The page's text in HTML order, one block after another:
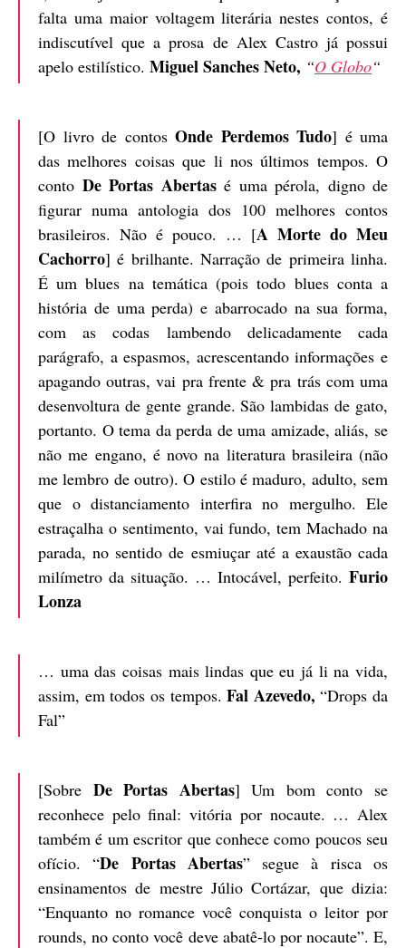
falta uma maior voltagem literária nestes contos, é
indiscutível que a prosa de Alex Castro já possui
apelo estilístico. Miguel Sanches Neto, “O Globo“
[O livro de contos Onde Perdemos Tudo] é uma
das melhores coisas que li nos últimos tempos. O
conto De Portas Abertasé uma pérola, digno de
figurar numa antologia dos 100 melhores contos
brasileiros. Não é pouco. … [A Morte do Meu
Cachorro] é brilhante. Narração de primeira linha.
É um blues na temática (pois todo blues conta a
história de uma perda) e abarrocado na sua forma,
com as codas lambendo delicadamente cada
parágrafo, a espasmos, acrescentando informações e
apagando outras, vai pra frente & pra trás com uma
desenvoltura de gente grande. São lambidas de gato,
portanto. O tema da perda de uma amizade, aliás, se
não me engano, é novo na literatura brasileira (não
me lembro de outro). O estilo é maduro, adulto, sem
que o distanciamento interfira no mergulho. Ele
estraçalha o sentimento, vai fundo, tem Machado na
parada, no sentido de esmiuçar até a exaustão cada
milímetro da situação. … Intocável, perfeito. Furio
Lonza
… uma das coisas mais lindas que eu já li na vida,
assim, em todos os tempos.Fal Azevedo, “Drops da
Fal”
[Sobre De Portas Abertas] Um bom conto se
reconhece pelo final: vitória por nocaute. … Alex
também é um escritor que conhece como poucos seu
ofício. “De Portas Abertas” segue à risca os
ensinamentos de mestre Júlio Cortázar, que dizia:
“Enquanto no romance você conquista o leitor por
rounds, no conto você deve abatê-lo por nocaute”. E,